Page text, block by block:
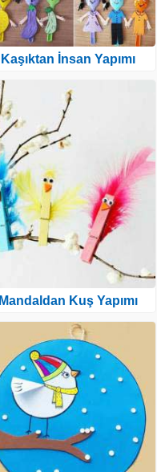
Kaşıktan İnsan Yapımı
Mandaldan Kuş Yapımı